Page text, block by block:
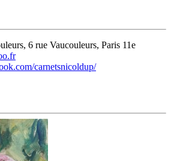
6 rue Vaucouleurs, Paris 11e
carnetsnicoldup/